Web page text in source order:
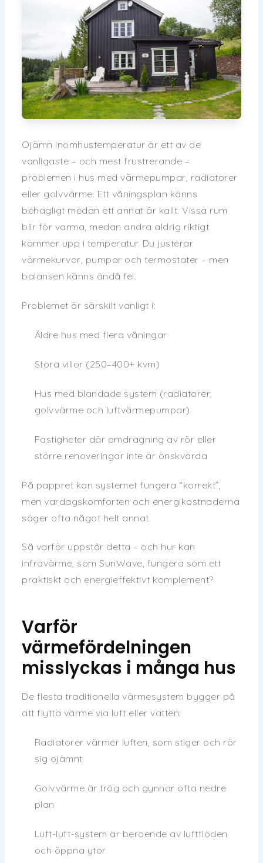
Ojämn inomhustemperatur är ett av de
vanligaste – och mest frustrerande –
problemen i hus med värmepumpar, radiatorer
eller golvvärme. Ett våningsplan känns
behagligt medan ett annat är kallt. Vissa rum
blir för varma, medan andra aldrig riktigt
kommer upp i temperatur. Du justerar
värmekurvor, pumpar och termostater – men
balansen känns ändå fel.
Problemet är särskilt vanligt i:
Äldre hus med flera våningar
Stora villor (250–400+ kvm)
Hus med blandade system (radiatorer,
golvvärme och luftvärmepumpar)
Fastigheter där omdragning av rör eller
större renoveringar inte är önskvärda
På pappret kan systemet fungera “korrekt”,
men vardagskomforten och energikostnaderna
säger ofta något helt annat.
Så varför uppstår detta – och hur kan
infravärme, som SunWave, fungera som ett
praktiskt och energieffektivt komplement?
Varför
värmefördelningen
misslyckas i många hus
De flesta traditionella värmesystem bygger på
att flytta värme via luft eller vatten:
Radiatorer värmer luften, som stiger och rör
sig ojämnt
Golvvärme är trög och gynnar ofta nedre
plan
Luft-luft-system är beroende av luftflöden
och öppna ytor